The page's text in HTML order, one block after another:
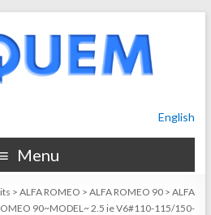
English
Menu
>ALFA ROMEO >ALFA ROMEO 90 >ALFA
90~MODEL~ 2.5 ie V6#110-115/150-